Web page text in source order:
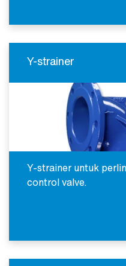
Y-strainer
Y-strainer untuk
control valve.